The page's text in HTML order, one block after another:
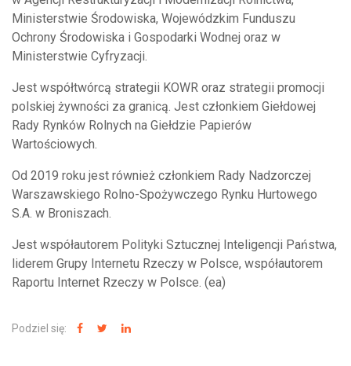
Ministerstwie Środowiska, Wojewódzkim Funduszu
Ochrony Środowiska i Gospodarki Wodnej oraz w
Ministerstwie Cyfryzacji.
Jest współtwórcą strategii KOWR oraz strategii promocji
polskiej żywności za granicą. Jest członkiem Giełdowej
Rady Rynków Rolnych na Giełdzie Papierów
Wartościowych.
Od 2019 roku jest również członkiem Rady Nadzorczej
Warszawskiego Rolno-Spożywczego Rynku Hurtowego
S.A. w Broniszach.
Jest współautorem Polityki Sztucznej Inteligencji Państwa,
liderem Grupy Internetu Rzeczy w Polsce, współautorem
Raportu Internet Rzeczy w Polsce. (ea)
Podziel się: